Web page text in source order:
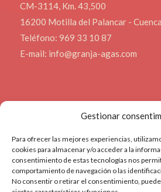
Gestionar
Para ofrecer las mejores experiencias,
cookies para almacenar y/o acceder a la
consentimiento de estas tecnologías nos
comportamiento de navegación o las
No consentir o retirar el consentimiento,
CM-3114, Km. 43,500
16200 Motilla del Palancar - Cuenca
Teléfono: 969 33 10 87
E-mail: info@granja-agas.com
Contact us
CM-3114, Km. 43,500
16200 Motilla del Palancar -
Telephone: 969 33 10 87